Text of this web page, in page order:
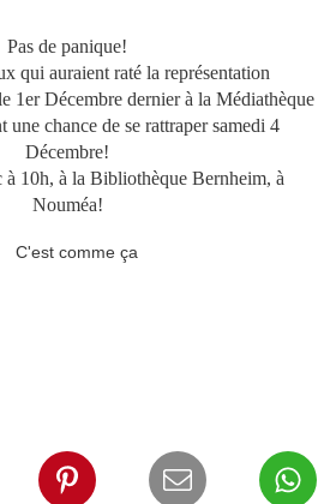
Pas de panique!
qui auraient raté la représentation
1er Décembre dernier à la Médiathèque
une chance de se rattraper samedi 4
Décembre!
à 10h, à la Bibliothèque Bernheim, à
Nouméa!